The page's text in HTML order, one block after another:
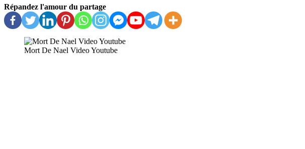
Répandez l'amour du partage
Mort De Nael Video Youtube